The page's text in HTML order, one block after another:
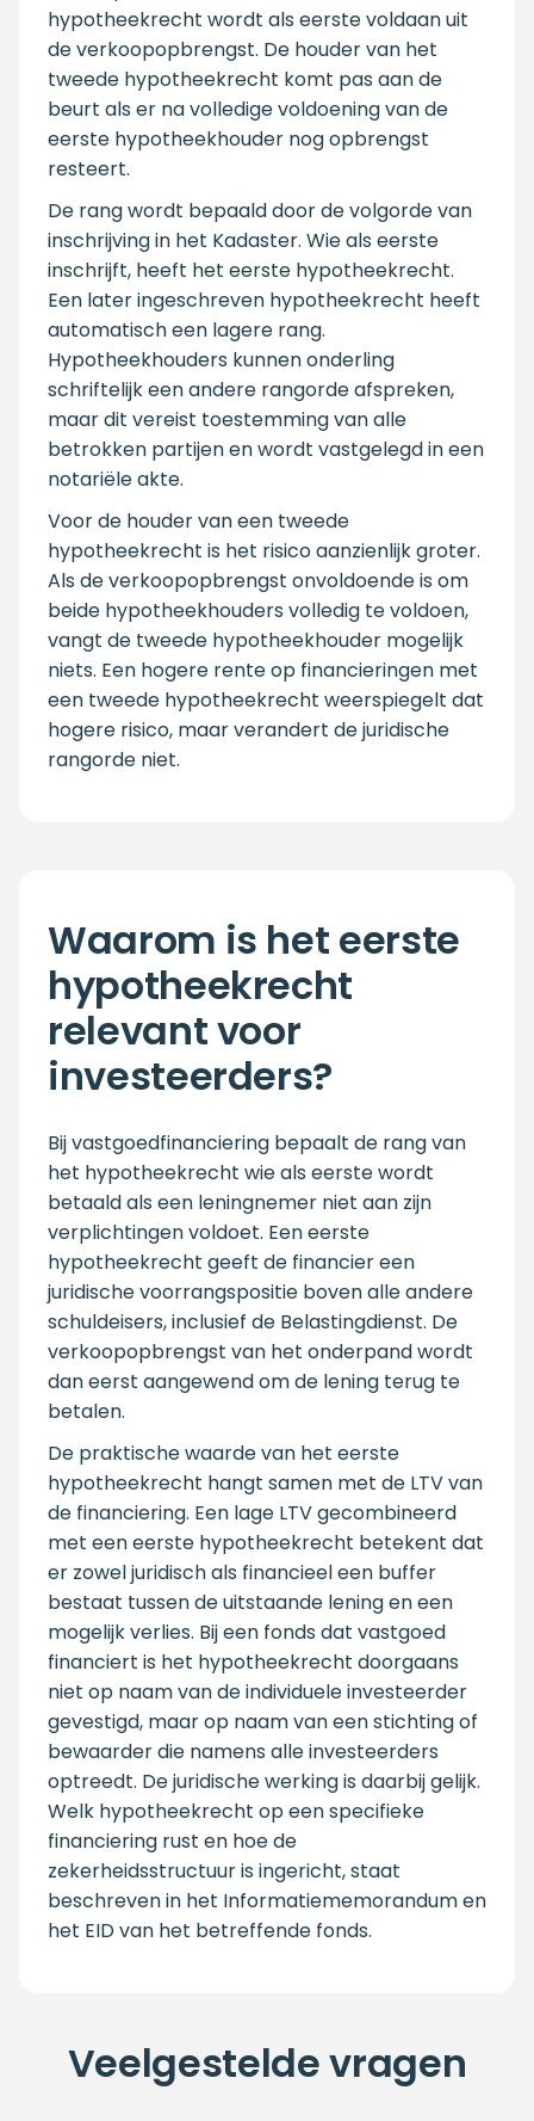
hypotheekrecht wordt als eerste voldaan uit
de verkoopopbrengst. De houder van het
tweede hypotheekrecht komt pas aan de
beurt als er na volledige voldoening van de
eerste hypotheekhouder nog opbrengst
resteert.
De rang wordt bepaald door de volgorde van
inschrijving in het Kadaster. Wie als eerste
inschrijft, heeft het eerste hypotheekrecht.
Een later ingeschreven hypotheekrecht heeft
automatisch een lagere rang.
Hypotheekhouders kunnen onderling
schriftelijk een andere rangorde afspreken,
maar dit vereist toestemming van alle
betrokken partijen en wordt vastgelegd in een
notariële akte.
Voor de houder van een tweede
hypotheekrecht is het risico aanzienlijk groter.
Als de verkoopopbrengst onvoldoende is om
beide hypotheekhouders volledig te voldoen,
vangt de tweede hypotheekhouder mogelijk
niets. Een hogere rente op financieringen met
een tweede hypotheekrecht weerspiegelt dat
hogere risico, maar verandert de juridische
rangorde niet.
Waarom is het eerste
hypotheekrecht
relevant voor
investeerders?
Bij vastgoedfinanciering bepaalt de rang van
het hypotheekrecht wie als eerste wordt
betaald als een leningnemer niet aan zijn
verplichtingen voldoet. Een eerste
hypotheekrecht geeft de financier een
juridische voorrangspositie boven alle andere
schuldeisers, inclusief de Belastingdienst. De
verkoopopbrengst van het onderpand wordt
dan eerst aangewend om de lening terug te
betalen.
De praktische waarde van het eerste
hypotheekrecht hangt samen met de LTV van
de financiering. Een lage LTV gecombineerd
met een eerste hypotheekrecht betekent dat
er zowel juridisch als financieel een buffer
bestaat tussen de uitstaande lening en een
mogelijk verlies. Bij een fonds dat vastgoed
financiert is het hypotheekrecht doorgaans
niet op naam van de individuele investeerder
gevestigd, maar op naam van een stichting of
bewaarder die namens alle investeerders
optreedt. De juridische werking is daarbij gelijk.
Welk hypotheekrecht op een specifieke
financiering rust en hoe de
zekerheidsstructuur is ingericht, staat
beschreven in het Informatiememorandum en
het EID van het betreffende fonds.
Veelgestelde vragen